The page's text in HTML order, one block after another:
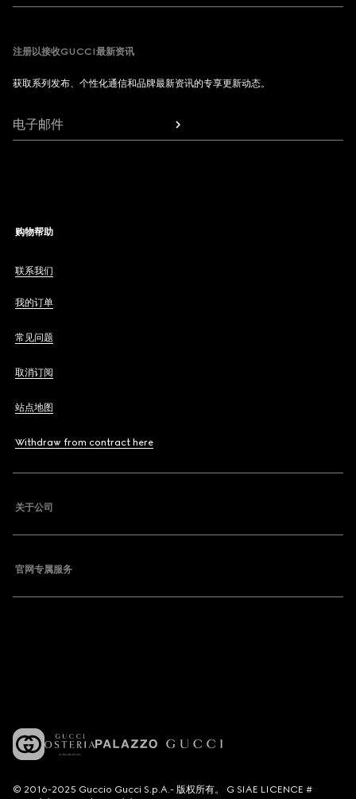
注册以接收GUCCI最新资讯
获取系列发布、个性化通信和品牌最新资讯的专享更新动态。
电子邮件
购物帮助
联系我们
我的订单
常见问题
取消订阅
站点地图
Withdraw from contract here
关于公司
官网专属服务
© 2016-2025 Guccio Gucci S.p.A.- 版权所有。 G SIAE LICENCE #